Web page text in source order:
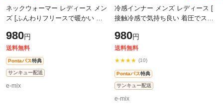
ネックウォーマー レディース メン
ズ [ふんわりフリースで暖かい 抗
UPF50+ ] 防寒 防風 寒さ対策 マフ
ラ
980円
送料無料
Pontaパス特典
サンキュー配送
e-mix
冷感インナー メンズ レディース [
接触冷感で気持ち良い 着圧でスリ
ンス タイツ スパッツ コンプレッ
980円
送料無料
★★★★ (10)
Pontaパス特典
サンキュー配送
e-mix